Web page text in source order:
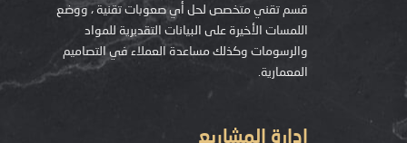
قسم تقني متخصص لحل أي صعوبات تقنية ، ووضع
اللمسات الأخيرة على البيانات التقديرية للمواد
والرسومات وكذلك مساعدة العملاء في التصاميم
المعمارية.
إدارة المشاريع